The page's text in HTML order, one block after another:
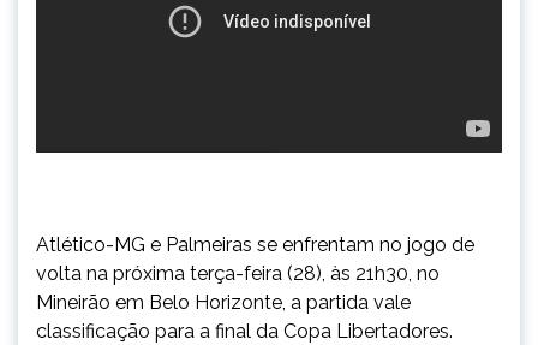
Atlético-MG e Palmeiras se enfrentam no jogo de
volta na próxima terça-feira (28), às 21h30, no
Mineirão em Belo Horizonte, a partida vale
classificação para a final da Copa Libertadores.